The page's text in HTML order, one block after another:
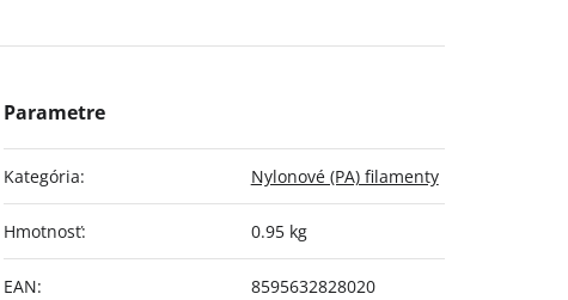
Kategória: Nylonové (PA) filamenty
Hmotnosť: 0.95 kg
EAN: 8595632828020